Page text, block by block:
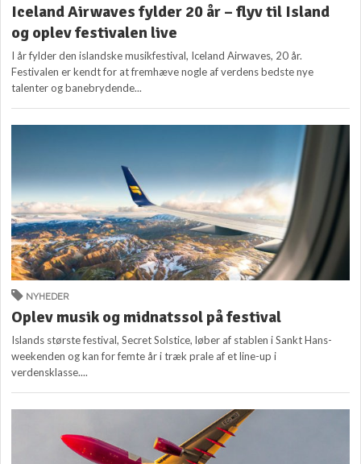
Iceland Airwaves fylder 20 år – flyv til Island
og oplev festivalen live
I år fylder den islandske musikfestival, Iceland Airwaves, 20 år.
Festivalen er kendt for at fremhæve nogle af verdens bedste nye
talenter og banebrydende...
NYHEDER
Oplev musik og midnatssol på festival
Islands største festival, Secret Solstice, løber af stablen i Sankt Hans-
weekenden og kan for femte år i træk prale af et line-up i
verdensklasse....